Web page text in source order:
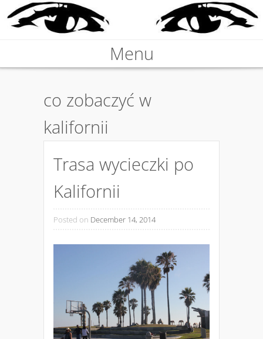
KARABOSKA
Menu
co zobaczyć w
kalifornii
Trasa wycieczki po
Kalifornii
Posted on December 14, 2014